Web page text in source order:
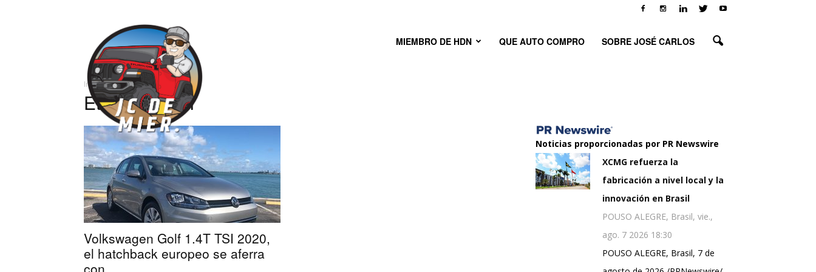
Carlos
MIEMBRO DE HDN QUE AUTO COMPRO SOBRE JOSÉ CARLOS
Inicio Etiquetas 1.4T
Etiqueta: 1.4T
Volkswagen Golf 1.4T TSI 2020,
el hatchback europeo se aferra
con...
Noticias proporcionadas por PR Newswire
XCMG refuerza la
fabricación a nivel local y la
innovación en Brasil
POUSO ALEGRE, Brasil, vie.,
ago. 7 2026 18:30
POUSO ALEGRE, Brasil, 7 de